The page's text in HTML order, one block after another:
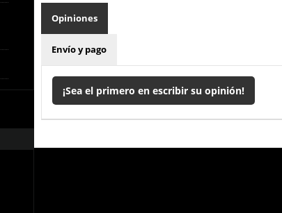
Opiniones
Envío y pago
¡Sea el primero en escribir su opinión!